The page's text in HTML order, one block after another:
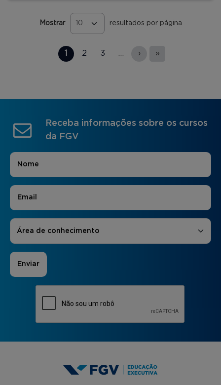
Mostrar resultados por página
1 2 3 › »
Receba informações sobre os cursos
da FGV
Nome
E-mail
Áreas de Interesse
Área de conhecimento